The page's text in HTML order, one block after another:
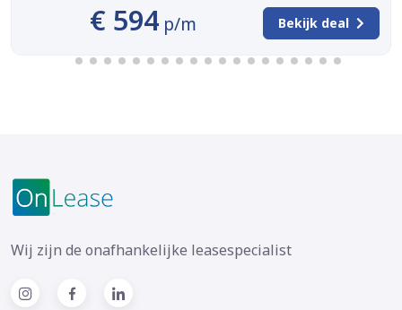
€ 594p/m Bekijk deal
Wij zijn de onafhankelijke leasespecialist